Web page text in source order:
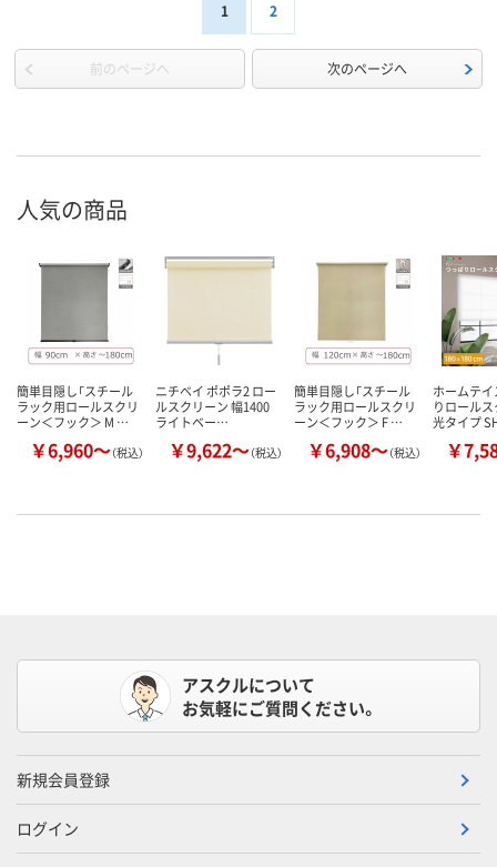
1 2
前のページへ 次のページへ
人気の商品
簡単目隠し「スチール
ラック用ロールスクリ
ーン＜フック＞ M …
￥6,960～（税込）
ニチベイ ポポラ2 ロー
ルスクリーン 幅1400
ライトベー…
￥9,622～（税込）
簡単目隠し「スチール
ラック用ロールスクリ
ーン＜フック＞ F …
￥6,908～（税込）
ホームテ
りロール
光タイプ
￥
アスクルについて
お気軽にご質問ください。
新規会員登録
ログイン